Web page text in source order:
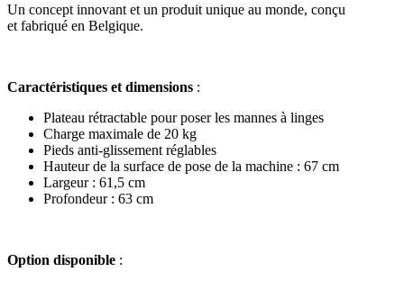
Un concept innovant et un produit unique au monde, conçu
et fabriqué en Belgique.
Caractéristiques et dimensions :
Plateau rétractable pour poser les mannes à linges
Charge maximale de 20 kg
Pieds anti-glissement réglables
Hauteur de la surface de pose de la machine : 67 cm
Largeur : 61,5 cm
Profondeur : 63 cm
Option disponible :